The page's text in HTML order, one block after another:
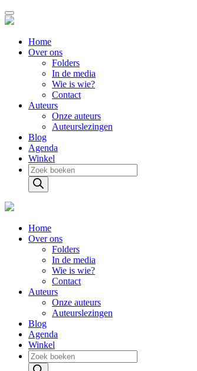
Home
Over ons
Folders
In de media
Wie is wie?
Contact
Auteurs
Onze auteurs
Auteurslezingen
Blog
Agenda
Winkel
Producten
zoeken
Home
Over ons
Folders
In de media
Wie is wie?
Contact
Auteurs
Onze auteurs
Auteurslezingen
Blog
Agenda
Winkel
Producten
zoeken